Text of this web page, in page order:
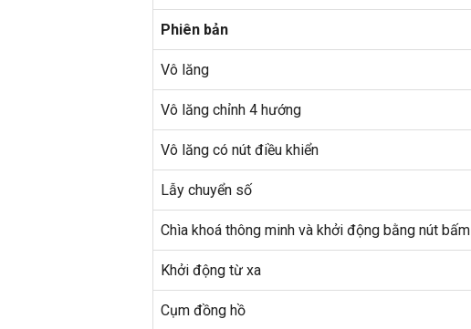
Phiên bản
Vô lăng
Vô lăng chỉnh 4 hướng
Vô lăng có nút điều khiển
Lẫy chuyển số
Chìa khoá thông minh và khởi động bằng nút bấm
Khởi động từ xa
Cụm đồng hồ